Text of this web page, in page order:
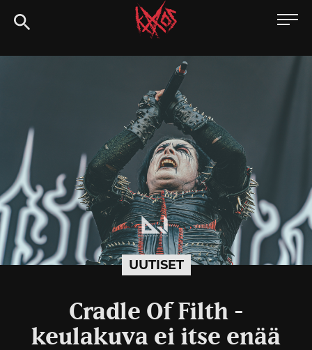
Siirry
suoraan
Kaaoszine
UUTISET
Cradle Of Filth -
keulakuva ei itse enää